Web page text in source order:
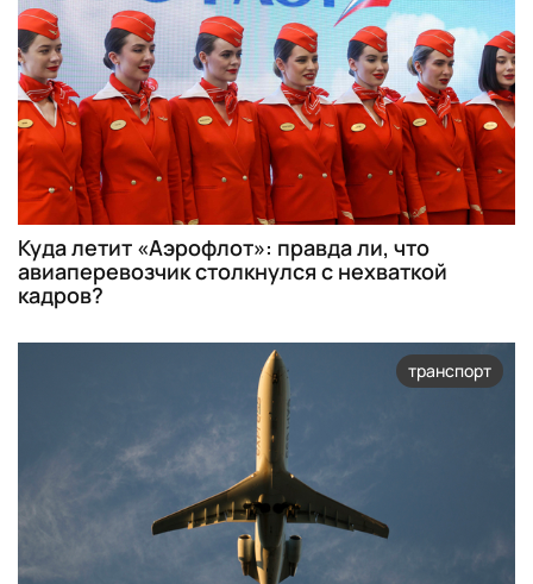
Куда летит «Аэрофлот»: правда ли, что
авиаперевозчик столкнулся с нехваткой
кадров?
транспорт